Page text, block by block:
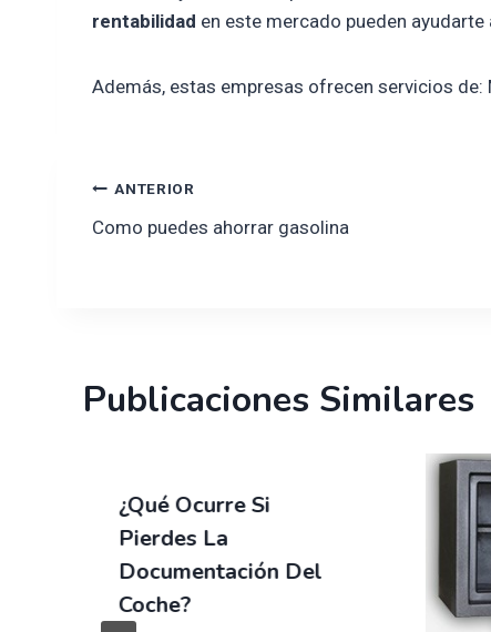
rentabilidad en este mercado pueden
Además, estas empresas ofrecen servicios
Navegación
ANTERIOR
Como puedes ahorrar gasolina
Publicaciones Similares
¿Qué Ocurre Si
Pierdes La
Documentación Del
Coche?